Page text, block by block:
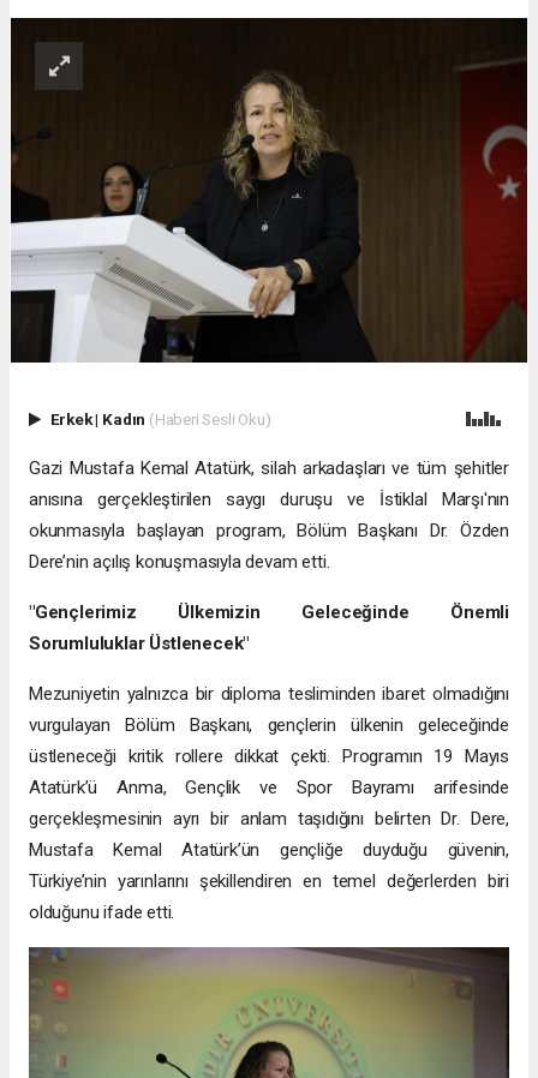
Erkek| Kadın (Haberi Sesli Oku)
Gazi Mustafa Kemal Atatürk, silah arkadaşları ve tüm şehitler
anısına gerçekleştirilen saygı duruşu ve İstiklal Marşı'nın
okunmasıyla başlayan program, Bölüm Başkanı Dr. Özden
Dere’nin açılış konuşmasıyla devam etti.
"Gençlerimiz Ülkemizin Geleceğinde Önemli
Sorumluluklar Üstlenecek"
Mezuniyetin yalnızca bir diploma tesliminden ibaret olmadığını
vurgulayan Bölüm Başkanı, gençlerin ülkenin geleceğinde
üstleneceği kritik rollere dikkat çekti. Programın 19 Mayıs
Atatürk’ü Anma, Gençlik ve Spor Bayramı arifesinde
gerçekleşmesinin ayrı bir anlam taşıdığını belirten Dr. Dere,
Mustafa Kemal Atatürk’ün gençliğe duyduğu güvenin,
Türkiye’nin yarınlarını şekillendiren en temel değerlerden biri
olduğunu ifade etti.